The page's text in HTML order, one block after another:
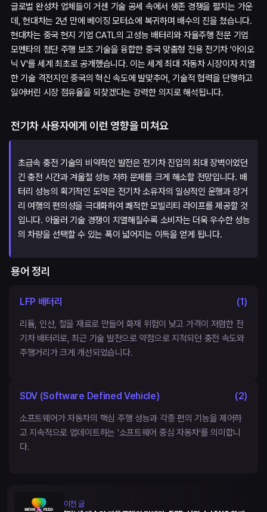
글로벌 완성차 업체들이 거센 기술 공세 속에서 생존 경쟁을 펼치는 가운
데, 현대차는 2년 만에 베이징 모터쇼에 복귀하며 배수의 진을 쳤습니다.
현대차는 중국 현지 기업 CATL의 고성능 배터리와 자율주행 전문 기업
모멘타의 첨단 주행 보조 기술을 융합한 중국 맞춤형 전용 전기차 '아이오
닉 V'를 세계 최초로 공개했습니다. 이는 세계 최대 자동차 시장이자 치열
한 기술 격전지인 중국의 혁신 속도에 발맞추어, 기술적 협력을 단행하고
잃어버린 시장 점유율을 되찾겠다는 강력한 의지로 해석됩니다.
전기차 사용자에게 이런 영향을 미쳐요
초급속 충전 기술의 비약적인 발전은 전기차 진입의 최대 장벽이었던
긴 충전 시간과 겨울철 성능 저하 문제를 크게 해소할 전망입니다. 배
터리 성능의 획기적인 도약은 전기차 소유자의 일상적인 운행과 장거
리 여행의 편의성을 극대화하여 쾌적한 모빌리티 라이프를 제공할 것
입니다. 아울러 기술 경쟁이 치열해질수록 소비자는 더욱 우수한 성능
의 차량을 선택할 수 있는 폭이 넓어지는 이득을 얻게 됩니다.
용어 정리
LFP 배터리 (1)
리튬, 인산, 철을 재료로 만들어 화재 위험이 낮고 가격이 저렴한 전
기차 배터리로, 최근 기술 발전으로 약점으로 지적되던 충전 속도와
주행거리가 크게 개선되었습니다.
SDV (Software Defined Vehicle) (2)
소프트웨어가 자동차의 핵심 주행 성능과 각종 편의 기능을 제어하
고 지속적으로 업데이트하는 '소프트웨어 중심 자동차'를 의미합니
다.
이전 글